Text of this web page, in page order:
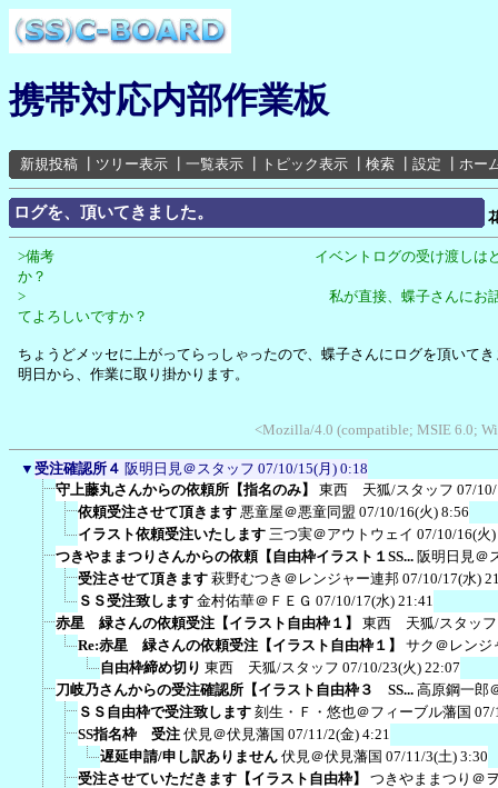
携帯対応内部作業板
新規投稿 ツリー表示 一覧表示 トピック表示 検索 設定 ホー
ログを、頂いてきました。
>備考 イベントログの受け渡しはどうし
か？
> 私が直接、蝶子さんにお話してロ
てよろしいですか？
ちょうどメッセに上がってらっしゃったので、蝶子さんにログを頂いて
明日から、作業に取り掛かります。
<Mozilla/4.0 (compatible; MSIE 6.0;
▼ 受注確認所４ 阪明日見＠スタッフ 07/10/15(月) 0:18
守上藤丸さんからの依頼所【指名のみ】
東西 天狐/スタッフ 07/
依頼受注させて頂きます 悪童屋＠悪童同盟 07/10/16(火) 8:56
イラスト依頼受注いたします 三つ実＠アウトウェイ 07/10/16(火
つきやままつりさんからの依頼【自由枠イラスト１SS... 阪明日見＠
受注させて頂きます 萩野むつき＠レンジャー連邦 07/10/17(水)
ＳＳ受注致します 金村佑華＠ＦＥＧ 07/10/17(水) 21:41
赤星 緑さんの依頼受注【イラスト自由枠１】
東西 天狐/スタッフ
Re:赤星 緑さんの依頼受注【イラスト自由枠１】
サク＠レンジ
自由枠締め切り 東西 天狐/スタッフ 07/10/23(火) 22:07
刀岐乃さんからの受注確認所【イラスト自由枠３ SS... 高原鋼一郎
ＳＳ自由枠で受注致します 刻生・Ｆ・悠也＠フィーブル藩国 07/
SS指名枠 受注 伏見＠伏見藩国 07/11/2(金) 4:21
遅延申請/申し訳ありません 伏見＠伏見藩国 07/11/3(土) 3:30
受注させていただきます【イラスト自由枠】
つきやままつり＠